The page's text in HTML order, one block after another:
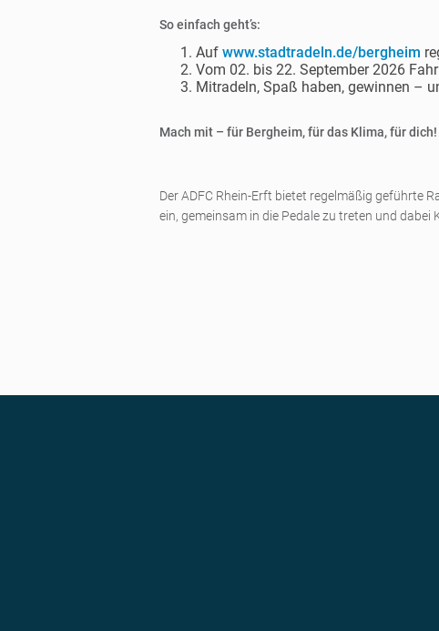
So einfach geht’s:
Auf www.stadtradeln.de/bergheim
Vom 02. bis 22. September 2026
Mitradeln, Spaß haben, gewinnen –
Mach mit – für Bergheim, für das Klima, für dich!
Der ADFC Rhein-Erft bietet regelmäßig geführte
ein, gemeinsam in die Pedale zu treten und dabei